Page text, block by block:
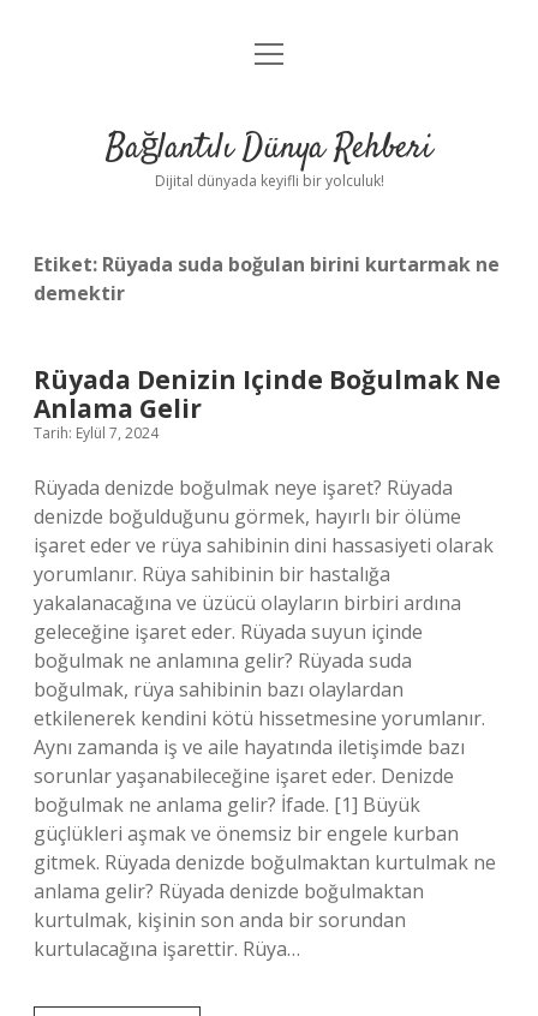
Anasayfa
Yasal Uyarı
menüyü
Bağlantılı Dünya Rehberi
Dijital dünyada keyifli bir yolculuk!
Etiket: Rüyada suda boğulan birini kurtarmak ne
demektir
Rüyada Denizin Içinde Boğulmak Ne
Anlama Gelir
Tarih: Eylül 7, 2024
Rüyada denizde boğulmak neye işaret? Rüyada
denizde boğulduğunu görmek, hayırlı bir ölüme
işaret eder ve rüya sahibinin dini hassasiyeti olarak
yorumlanır. Rüya sahibinin bir hastalığa
yakalanacağına ve üzücü olayların birbiri ardına
geleceğine işaret eder. Rüyada suyun içinde
boğulmak ne anlamına gelir? Rüyada suda
boğulmak, rüya sahibinin bazı olaylardan
etkilenerek kendini kötü hissetmesine yorumlanır.
Aynı zamanda iş ve aile hayatında iletişimde bazı
sorunlar yaşanabileceğine işaret eder. Denizde
boğulmak ne anlama gelir? İfade. [1] Büyük
güçlükleri aşmak ve önemsiz bir engele kurban
gitmek. Rüyada denizde boğulmaktan kurtulmak ne
anlama gelir? Rüyada denizde boğulmaktan
kurtulmak, kişinin son anda bir sorundan
kurtulacağına işarettir. Rüya…